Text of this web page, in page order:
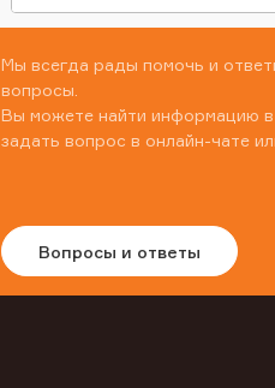
Мы всегда рады помочь и
вопросы.
Вы можете найти информацию
задать вопрос в онлайн-чате
Вопросы и ответы